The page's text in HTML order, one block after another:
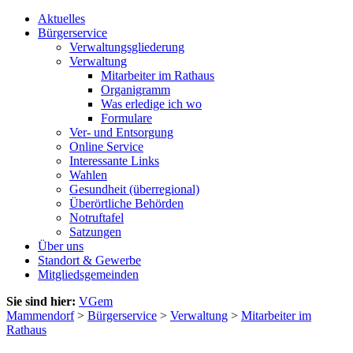
Aktuelles
Bürgerservice
Verwaltungsgliederung
Verwaltung
Mitarbeiter im Rathaus
Organigramm
Was erledige ich wo
Formulare
Ver- und Entsorgung
Online Service
Interessante Links
Wahlen
Gesundheit (überregional)
Überörtliche Behörden
Notruftafel
Satzungen
Über uns
Standort & Gewerbe
Mitgliedsgemeinden
Sie sind hier: VGem
Mammendorf> Bürgerservice > Verwaltung > Mitarbeiter im
Rathaus